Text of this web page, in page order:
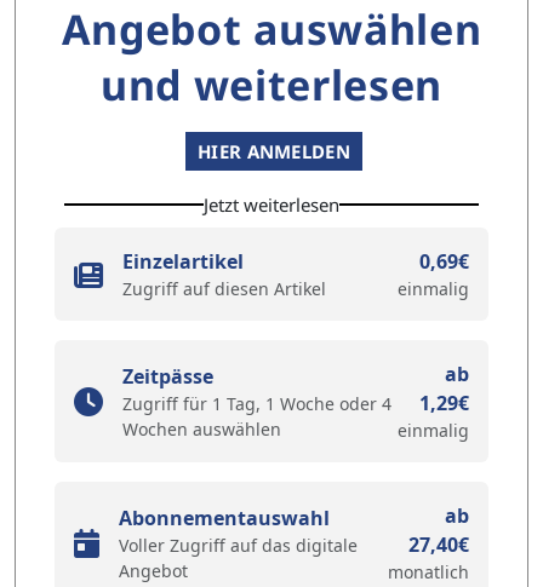
Angebot auswählen
und weiterlesen
HIER ANMELDEN
Jetzt weiterlesen
Einzelartikel
Zugriff auf diesen Artikel
0,69€
einmalig
Zeitpässe
Zugriff für 1 Tag, 1 Woche oder 4
Wochen auswählen
ab
1,29€
einmalig
Abonnementauswahl
Voller Zugriff auf das digitale
Angebot
ab
27,40€
monatlich